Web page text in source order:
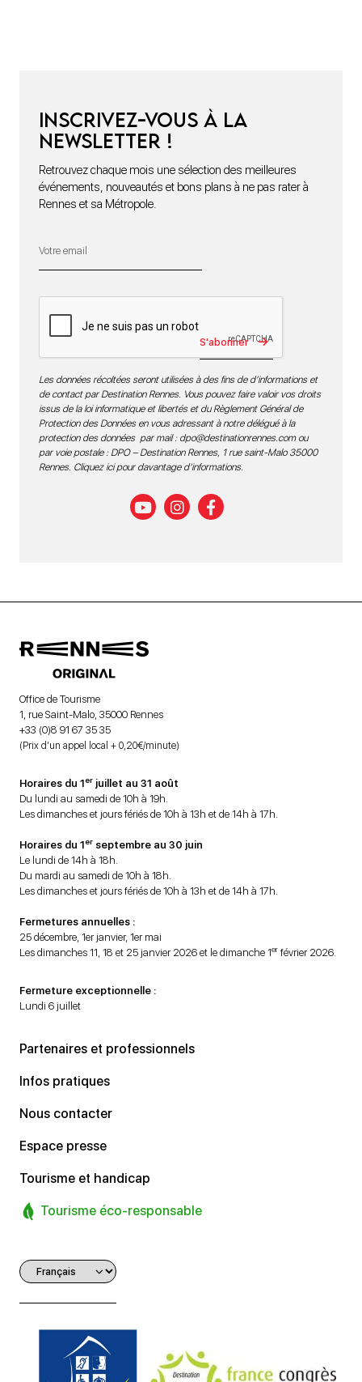
Inscrivez-vous à la
newsletter !
Retrouvez chaque mois une sélection des meilleures
événements, nouveautés et bons plans à ne pas rater à
Rennes et sa Métropole.
S'abonner
Les données récoltées seront utilisées à des fins de d’informations et
de contact par Destination Rennes. Vous pouvez faire valoir vos droits
issus de la loi informatique et libertés et du Règlement Général de
Protection des Données en vous adressant à notre délégué à la
protection des données par mail : dpo@destinationrennes.comou
par voie postale : DPO – Destination Rennes, 1 rue saint-Malo 35000
Rennes. Cliquez ici pour davantage d’informations.
Office de Tourisme
1, rue Saint-Malo, 35000 Rennes
+33 (0)8 91 67 35 35
(Prix d’un appel local + 0,20€/minute)
Horaires du 1er juillet au 31 août
Du lundi au samedi de 10h à 19h.
Les dimanches et jours fériés de 10h à 13h et de 14h à 17h.
Horaires du 1er septembre au 30 juin
Le lundi de 14h à 18h.
Du mardi au samedi de 10h à 18h.
Les dimanches et jours fériés de 10h à 13h et de 14h à 17h.
Fermetures annuelles :
25 décembre, 1er janvier, 1er mai
Les dimanches 11, 18 et 25 janvier 2026 et le dimanche 1er février 2026.
Fermeture exceptionnelle :
Lundi 6 juillet
Partenaires et professionnels
Infos pratiques
Nous contacter
Espace presse
Tourisme et handicap
Tourisme éco-responsable